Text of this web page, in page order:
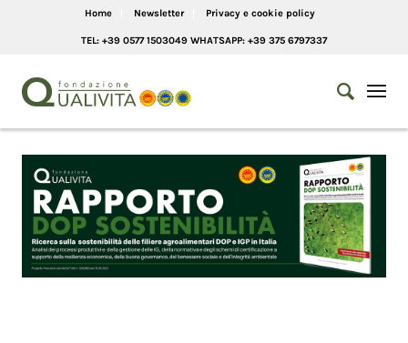
Home Newsletter Privacy e cookie policy
TEL: +39 0577 1503049 WHATSAPP: +39 375 6797337